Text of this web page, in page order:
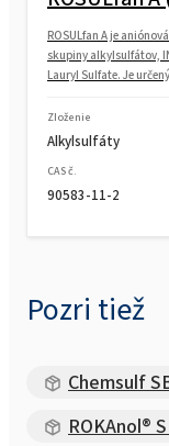
ROSULfan A je
skupiny alkylsulfátov,
Lauryl Sulfate. Je
Zloženie
Alkylsulfáty
CAS č.
90583-11-2
Pozri tiež
Chemsulf
ROKAnol®